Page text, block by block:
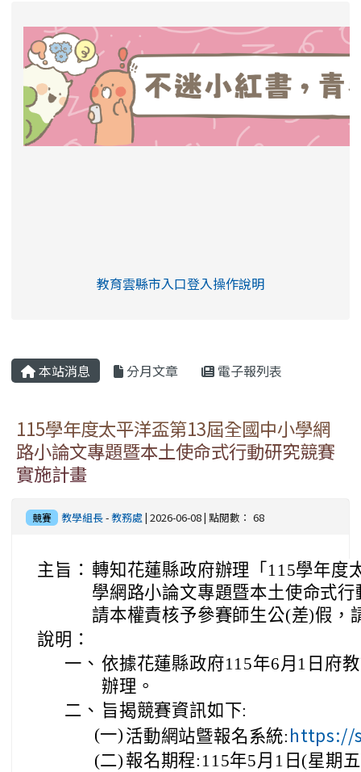
link to https://eliteracy.edu.tw/Shorts/
教育雲縣市入口登入操作說明
本站消息 分月文章 電子報列表
115學年度太平洋盃第13屆全國中小學網
路小論文專題暨本土使命式行動研究競賽
實施計畫
競賽 教學組長-教務處 | 2026-06-08 | 點閱數： 68
主旨： 轉知花蓮縣政府辦理「115學年度
學網路小論文專題暨本土使命式
請本權責核予參賽師生公(差)假，
說明：
一、 依據花蓮縣政府115年6月1日府
辦理。
二、 旨揭競賽資訊如下:
(一) 活動網站曁報名系統: https://
(二) 報名期程:115年5月1日(星期